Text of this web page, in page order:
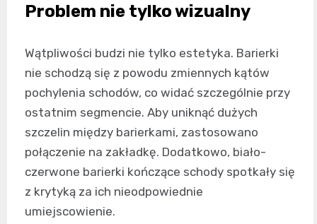
Problem nie tylko wizualny
Wątpliwości budzi nie tylko estetyka. Barierki
nie schodzą się z powodu zmiennych kątów
pochylenia schodów, co widać szczególnie przy
ostatnim segmencie. Aby uniknąć dużych
szczelin między barierkami, zastosowano
połączenie na zakładkę. Dodatkowo, biało-
czerwone barierki kończące schody spotkały się
z krytyką za ich nieodpowiednie
umiejscowienie.